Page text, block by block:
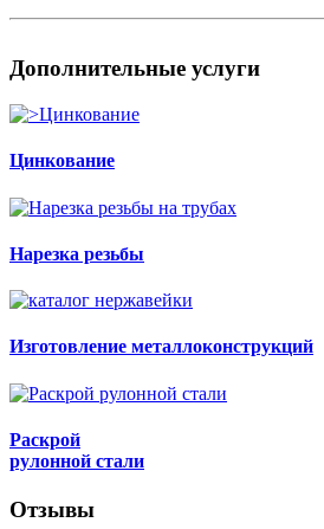
Дополнительные услуги
Цинкование
Нарезка резьбы
Изготовление металлоконструкций
Раскрой
рулонной стали
Отзывы